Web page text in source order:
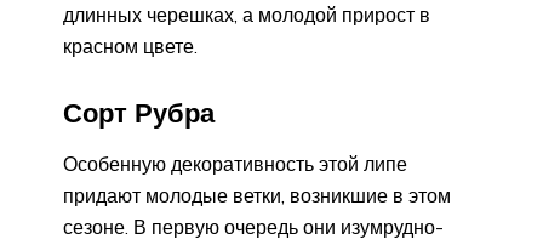
длинных черешках, а молодой прирост в
красном цвете.
Сорт Рубра
Особенную декоративность этой липе
придают молодые ветки, возникшие в этом
сезоне. В первую очередь они изумрудно-